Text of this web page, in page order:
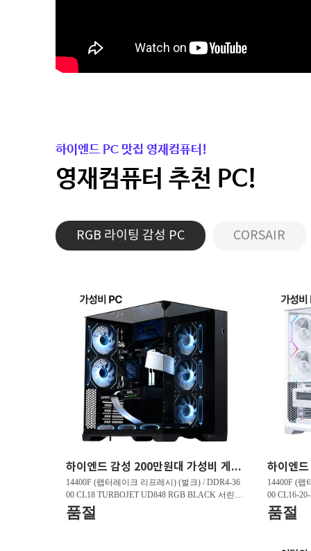
하이엔드 PC 맛집 영재컴퓨터!
영재컴퓨터 추천 PC!
RGB 라이팅 감성 PC CORSAIR
하이엔드 감성 200만원대 가성비 게이밍PC HY263 FHD 리그오브레전드 200 프레임 , 발로란트 240 프레임 , 배틀그라운드 150 프레임
14400F (랩터레이크 리프레시) (벌크) / DDR4-36
00 CL18 TURBOJET UD848 RGB BLACK 서린 (3
2GB(16Gx2)) / B760M DS3H D4 제이씨현 / 지포
스 RTX 5060 DUAL OC D7 8GB 이엠텍 / T500 M.
품절
14400F (랩
00 CL16-
5060
품절